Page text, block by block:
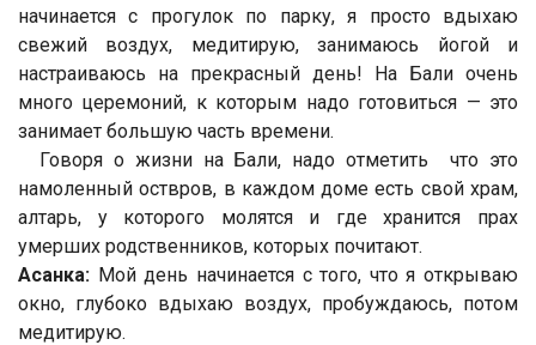
начинается с прогулок по парку, я просто вдыхаю
свежий воздух, медитирую, занимаюсь йогой и
настраиваюсь на прекрасный день! На Бали очень
много церемоний, к которым надо готовиться — это
занимает большую часть времени.
Говоря о жизни на Бали, надо отметить что это
намоленный оствров, в каждом доме есть свой храм,
алтарь, у которого молятся и где хранится прах
умерших родственников, которых почитают.
Асанка: Мой день начинается с того, что я открываю
окно, глубоко вдыхаю воздух, пробуждаюсь, потом
медитирую.